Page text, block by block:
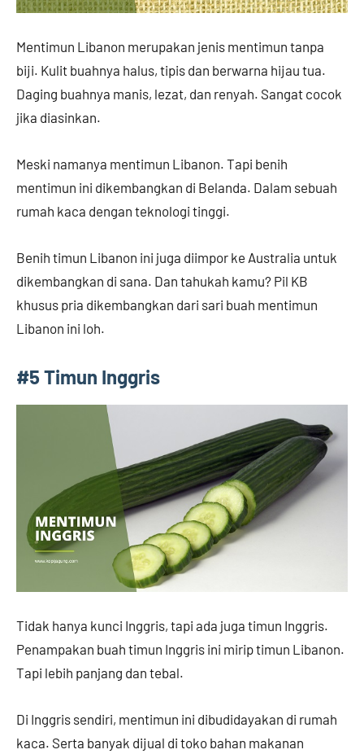
Mentimun Libanon merupakan jenis mentimun tanpa
biji. Kulit buahnya halus, tipis dan berwarna hijau tua.
Daging buahnya manis, lezat, dan renyah. Sangat cocok
jika diasinkan.
Meski namanya mentimun Libanon. Tapi benih
mentimun ini dikembangkan di Belanda. Dalam sebuah
rumah kaca dengan teknologi tinggi.
Benih timun Libanon ini juga diimpor ke Australia untuk
dikembangkan di sana. Dan tahukah kamu? Pil KB
khusus pria dikembangkan dari sari buah mentimun
Libanon ini loh.
#5 Timun Inggris
Tidak hanya kunci Inggris, tapi ada juga timun Inggris.
Penampakan buah timun Inggris ini mirip timun Libanon.
Tapi lebih panjang dan tebal.
Di Inggris sendiri, mentimun ini dibudidayakan di rumah
kaca. Serta banyak dijual di toko bahan makanan